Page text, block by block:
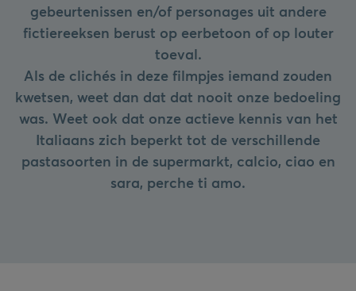
gebeurtenissen en/of personages uit andere
fictiereeksen berust op eerbetoon of op louter
toeval.
Als de clichés in deze filmpjes iemand zouden
kwetsen, weet dan dat dat nooit onze bedoeling
was. Weet ook dat onze actieve kennis van het
Italiaans zich beperkt tot de verschillende
pastasoorten in de supermarkt, calcio, ciao en
sara, perche ti amo.